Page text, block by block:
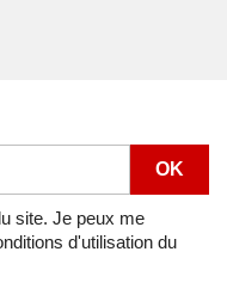
(NH359) de 1995
site. Je peux me
d'utilisation du